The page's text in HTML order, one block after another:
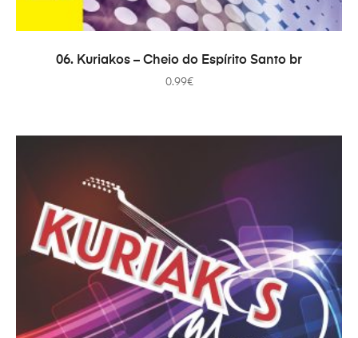
ADICIONAR
06. Kuriakos – Cheio do Espírito Santo br
0.99€